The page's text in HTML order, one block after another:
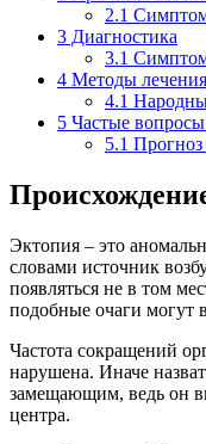
2.1
3 Диагностика
3.1
4 Методы лечения
4.1
5 Частые
5.1
Эктопия – это
словами источник
появляться не в том
подобные очаги могут
Частота сокращений
нарушена. Иначе
замещающим, ведь он
центра.